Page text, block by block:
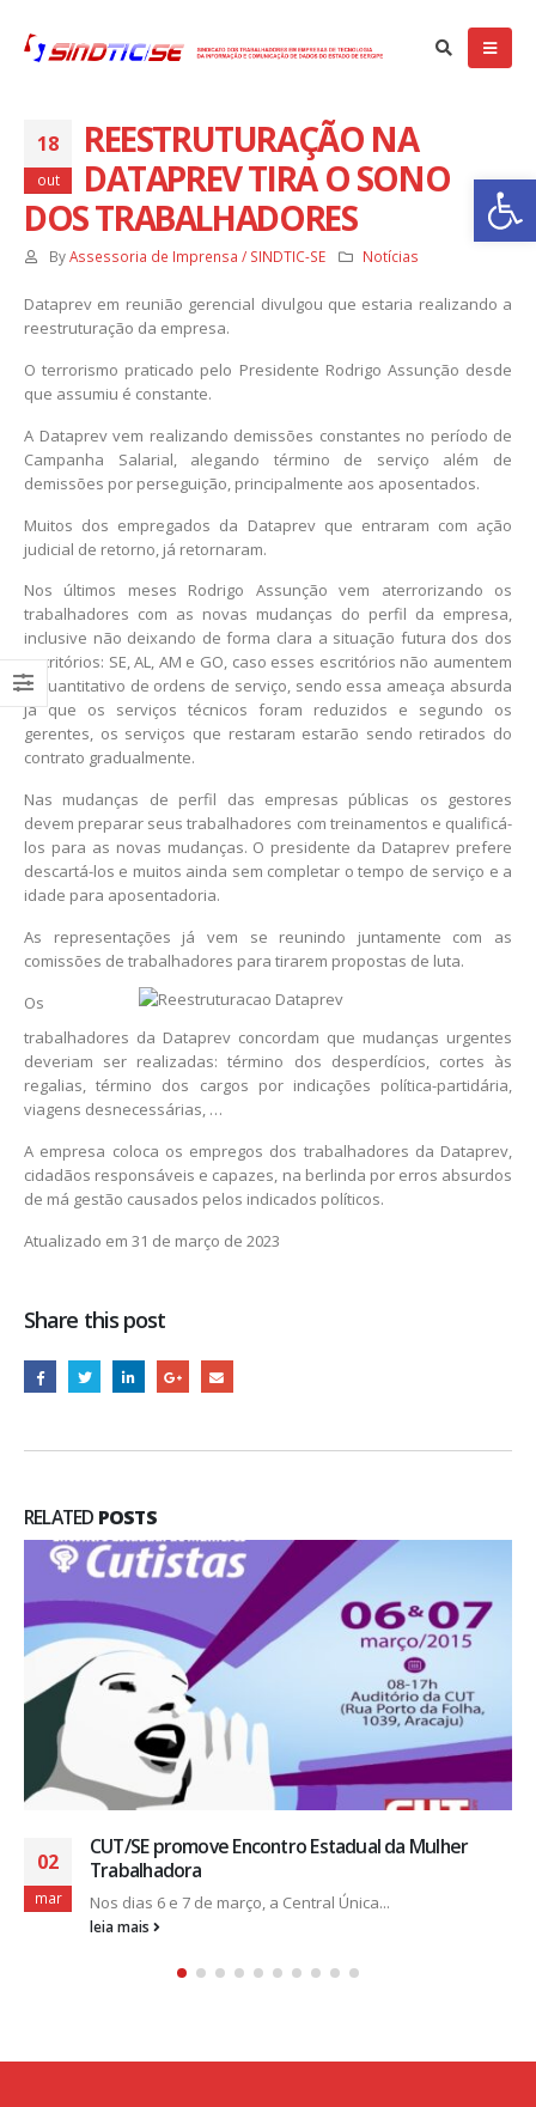
18
out
REESTRUTURAÇÃO NA
DATAPREV TIRA O SONO
DOS TRABALHADORES
ByAssessoria de Imprensa / SINDTIC-SE Notícias
Dataprev em reunião gerencial divulgou que estaria realizando a
reestruturação da empresa.
O terrorismo praticado pelo Presidente Rodrigo Assunção desde
que assumiu é constante.
A Dataprev vem realizando demissões constantes no período de
Campanha Salarial, alegando término de serviço além de
demissões por perseguição, principalmente aos aposentados.
Muitos dos empregados da Dataprev que entraram com ação
judicial de retorno, já retornaram.
Nos últimos meses Rodrigo Assunção vem aterrorizando os
trabalhadores com as novas mudanças do perfil da empresa,
inclusive não deixando de forma clara a situação futura dos dos
escritórios: SE, AL, AM e GO, caso esses escritórios não aumentem
o quantitativo de ordens de serviço, sendo essa ameaça absurda
já que os serviços técnicos foram reduzidos e segundo os
gerentes, os serviços que restaram estarão sendo retirados do
contrato gradualmente.
Nas mudanças de perfil das empresas públicas os gestores
devem preparar seus trabalhadores com treinamentos e qualificá-
los para as novas mudanças. O presidente da Dataprev prefere
descartá-los e muitos ainda sem completar o tempo de serviço e a
idade para aposentadoria.
As representações já vem se reunindo juntamente com as
comissões de trabalhadores para tirarem propostas de luta.
Os
trabalhadores da Dataprev concordam que mudanças urgentes
deveriam ser realizadas: término dos desperdícios, cortes às
regalias, término dos cargos por indicações política-partidária,
viagens desnecessárias, …
A empresa coloca os empregos dos trabalhadores da Dataprev,
cidadãos responsáveis e capazes, na berlinda por erros absurdos
de má gestão causados pelos indicados políticos.
Atualizado em 31 de março de 2023
Share this post
RELATED POSTS
26
fev
Assembléia dos Trabalhadores da Emgetis
Impasse na negociação 2012/2013... EDITAL DE...
leia mais
das empresas particulares de SE aprovam Convenção
2025/2027
setembro de 2025
ASSEMBLÉIA GERAL EXTRAORDINÁRIA – EMPRESAS
setembro de 2025
com 75 anos ou mais
abril de 2025